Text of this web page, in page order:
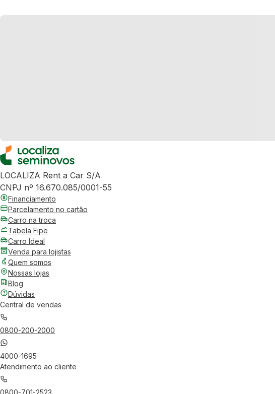
LOCALIZA Rent a Car S/A
CNPJ nº 16.670.085/0001-55
Financiamento
Parcelamento no cartão
Carro na troca
Tabela Fipe
Carro Ideal
Venda para lojistas
Quem somos
Nossas lojas
Blog
Dúvidas
Central de vendas
0800-200-2000
4000-1695
Atendimento ao cliente
0800-701-2523